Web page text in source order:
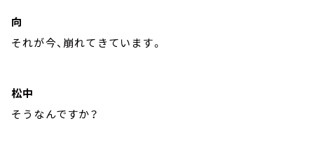
向
それが今、崩れてきています。
松中
そうなんですか？